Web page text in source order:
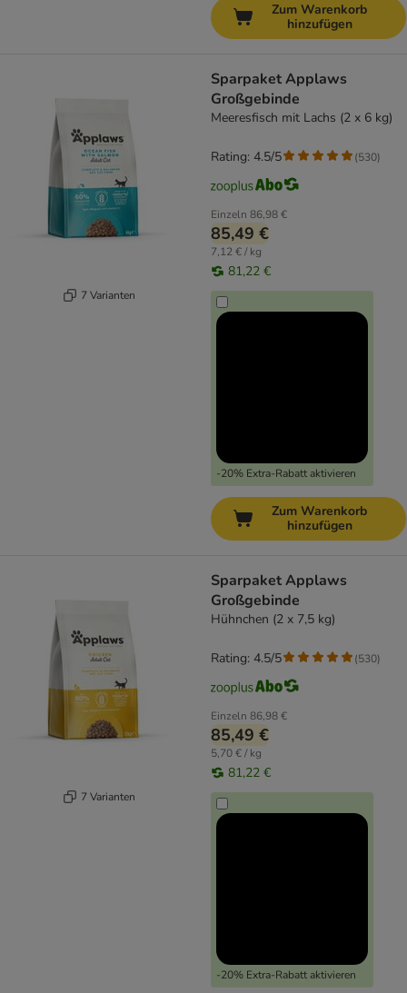
Zum Warenkorb
hinzufügen
7 Varianten
Sparpaket Applaws
Großgebinde
Meeresfisch mit Lachs (2 x 6 kg)
Einzeln 86,98 €
85,49 €
7,12 € / kg
81,22 €
-20% Extra-Rabatt aktivieren
Rating: 4.5/5 (530)
Zum Warenkorb
hinzufügen
7 Varianten
Sparpaket Applaws
Großgebinde
Hühnchen (2 x 7,5 kg)
Einzeln 86,98 €
85,49 €
5,70 € / kg
81,22 €
-20% Extra-Rabatt aktivieren
Rating: 4.5/5 (530)